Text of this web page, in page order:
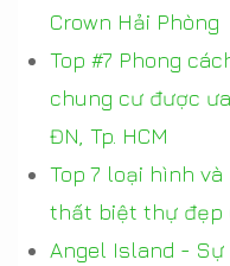
Crown Hải Phòng
Top #7 Phong
chung cư được
ĐN, Tp. HCM
Top 7 loại hình
thất biệt thự đẹp
Angel Island - Sự